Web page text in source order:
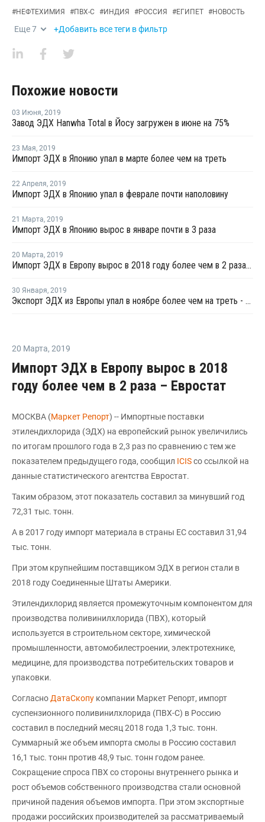
#НЕФТЕХИМИЯ #ПВХ-С #ИНДИЯ #РОССИЯ #ЕГИПЕТ #НОВОСТЬ
Еще7 +Добавить все теги в фильтр
Похожие новости
03 Июня, 2019
Завод ЭДХ Hanwha Total в Йосу загружен в июне на 75%
23 Мая, 2019
Импорт ЭДХ в Японию упал в марте более чем на треть
22 Апреля, 2019
Импорт ЭДХ в Японию упал в феврале почти наполовину
21 Марта, 2019
Импорт ЭДХ в Японию вырос в январе почти в 3 раза
20 Марта, 2019
Импорт ЭДХ в Европу вырос в 2018 году более чем в 2 раза – Евростат
30 Января, 2019
Экспорт ЭДХ из Европы упал в ноябре более чем на треть - Евростат
20 Марта, 2019
Импорт ЭДХ в Европу вырос в 2018
году более чем в 2 раза – Евростат
МОСКВА (Маркет Репорт) -- Импортные поставки
этилендихлорида (ЭДХ) на европейский рынок увеличились
по итогам прошлого года в 2,3 раз по сравнению с тем же
показателем предыдущего года, сообщил ICISсо ссылкой на
данные статистического агентства Евростат.
Таким образом, этот показатель составил за минувший год
72,31 тыс. тонн.
А в 2017 году импорт материала в страны ЕС составил 31,94
тыс. тонн.
При этом крупнейшим поставщиком ЭДХ в регион стали в
2018 году Соединенные Штаты Америки.
Этилендихлорид является промежуточным компонентом для
производства поливинилхлорида (ПВХ), который
используется в строительном секторе, химической
промышленности, автомобилестроении, электротехнике,
медицине, для производства потребительских товаров и
упаковки.
Согласно ДатаСкопу компании Маркет Репорт, импорт
суспензионного поливинилхлорида (ПВХ-С) в Россию
составил в последний месяц 2018 года 1,3 тыс. тонн.
Суммарный же объем импорта смолы в Россию составил
16,1 тыс. тонн против 48,9 тыс. тонн годом ранее.
Сокращение спроса ПВХ со стороны внутреннего рынка и
рост объемов собственного производства стали основной
причиной падения объемов импорта. При этом экспортные
продажи российских производителей за рассматриваемый